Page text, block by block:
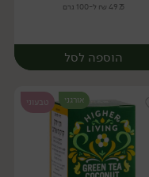
49.75 ₪ ל-100 גרם
הוספה לסל
אורגני טבעוני